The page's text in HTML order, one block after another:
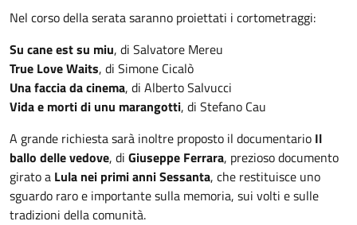
Nel corso della serata saranno proiettati i cortometraggi:
Su cane est su miu, di Salvatore Mereu
True Love Waits, di Simone Cicalò
Una faccia da cinema, di Alberto Salvucci
Vida e morti di unu marangotti, di Stefano Cau
A grande richiesta sarà inoltre proposto il documentario Il
ballo delle vedove, di Giuseppe Ferrara, prezioso documento
girato a Lula nei primi anni Sessanta, che restituisce uno
sguardo raro e importante sulla memoria, sui volti e sulle
tradizioni della comunità.